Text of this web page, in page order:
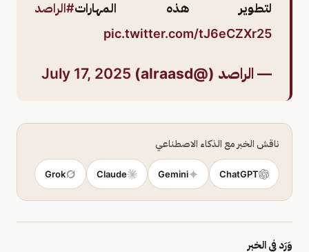
لتطوير هذه المهارات#الراصد
pic.twitter.com/tJ6eCZXr25
— الراصد (@alraasd) July 17, 2025
ناقش الخبر مع الذكاء الاصطناعي
ChatGPT
Gemini
Claude
Grok
وَرَد في الخبر